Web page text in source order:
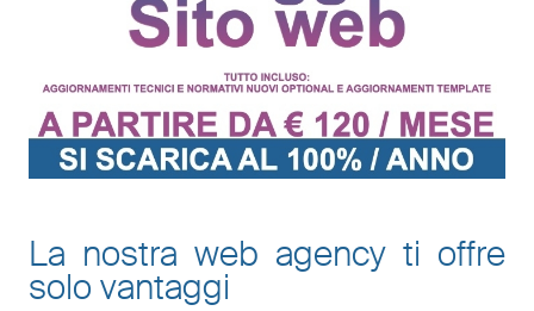
La nostra web agency ti offre
solo vantaggi